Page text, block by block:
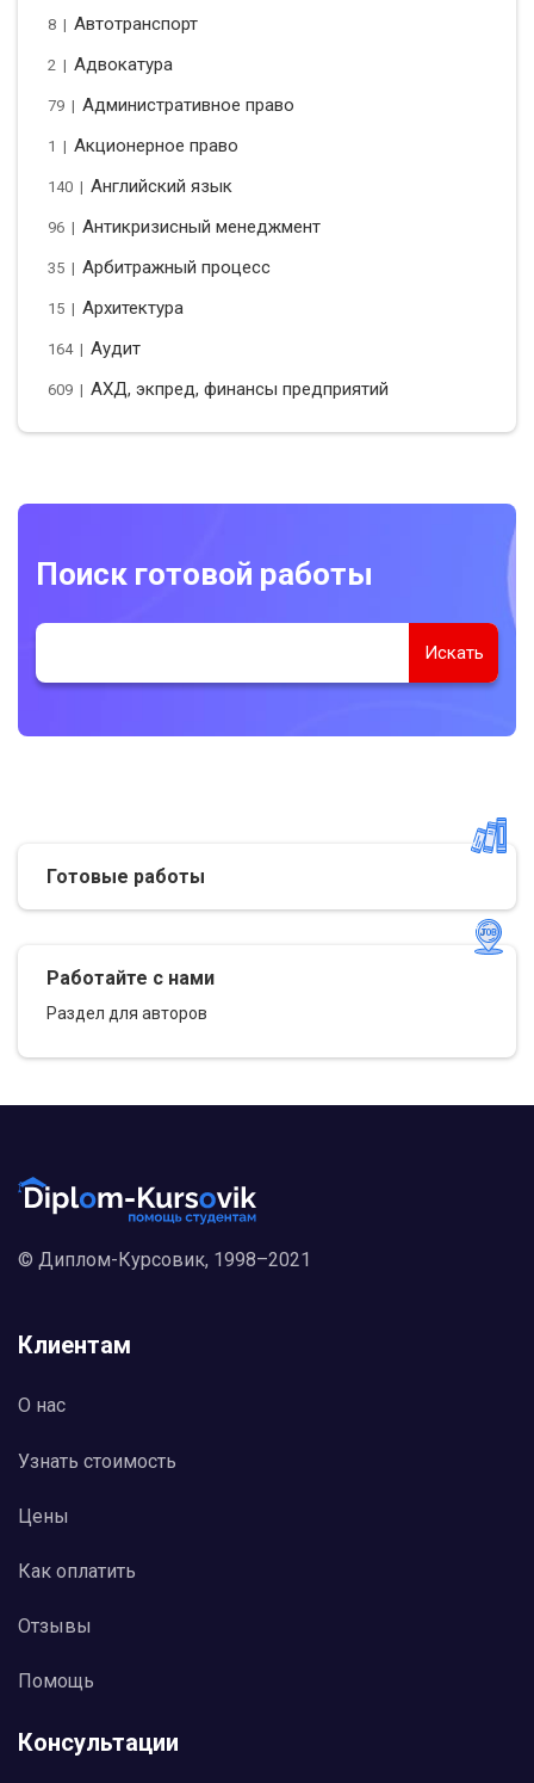
8 | Автотранспорт
2 | Адвокатура
79 | Административное право
1 | Акционерное право
140 | Английский язык
96 | Антикризисный менеджмент
35 | Арбитражный процесс
15 | Архитектура
164 | Аудит
609 | АХД, экпред, финансы предприятий
Поиск готовой работы
Готовые работы
Работайте с нами
Раздел для авторов
© Диплом-Курсовик, 1998–2021
Клиентам
О нас
Узнать стоимость
Цены
Как оплатить
Отзывы
Помощь
Консультации